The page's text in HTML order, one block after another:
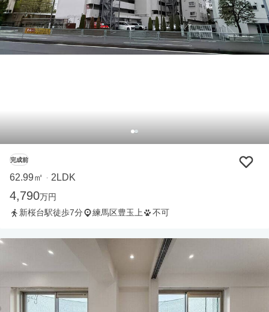
完成前
62.99㎡ ・ 2LDK
4,790万円
新桜台駅徒歩7分
練馬区豊玉上 不可